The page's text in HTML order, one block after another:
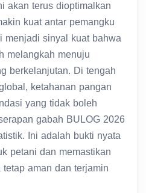
akan terus dioptimalkan
kuat antar pemangku
menjadi sinyal kuat bahwa
melangkah menuju
berkelanjutan. Di tengah
ketahanan pangan
yang tidak boleh
gabah BULOG 2026
Ini adalah bukti nyata
petani dan memastikan
aman dan terjamin